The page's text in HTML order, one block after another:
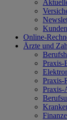
Online-
Ärzte und
Praxis-
Praxis-
Praxis-